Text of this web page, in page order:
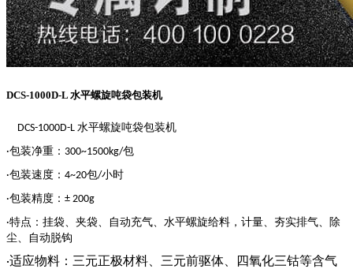
DCS-1000D-L 水平螺旋吨袋包装机
DCS-1000D-L 水平螺旋吨袋包装机
·包装净重： 300~1500kg/包
·包装速度： 4~20包/小时
·包装精度： ± 200g
·特点 ： 挂袋、夹袋、自动充气、水平螺旋给料，计量、夯实排气、除
尘、自动脱钩
·适应物料： 三元正极材料、三元前驱体、四氧化三钴等含气